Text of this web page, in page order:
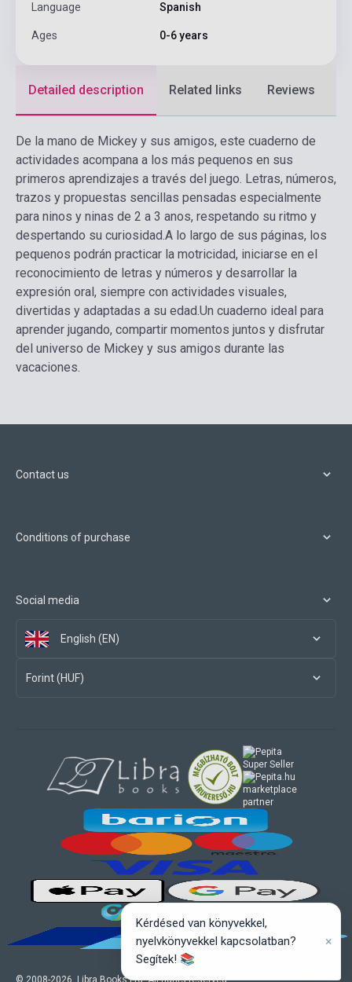
Language Spanish
Ages 0-6 years
Detailed description Related links Reviews
De la mano de Mickey y sus amigos, este cuaderno de
actividades acompana a los más pequenos en sus
primeros aprendizajes a través del juego. Letras, números,
trazos y propuestas sencillas pensadas especialmente
para ninos y ninas de 2 a 3 anos, respetando su ritmo y
despertando su curiosidad.A lo largo de sus páginas, los
pequenos podrán practicar la motricidad, iniciarse en el
reconocimiento de letras y números y desarrollar la
expresión oral, siempre con actividades visuales,
divertidas y adaptadas a su edad.Un cuaderno ideal para
aprender jugando, compartir momentos juntos y disfrutar
del universo de Mickey y sus amigos durante las
vacaciones.
Contact us
Conditions of purchase
Social media
English (EN)
Forint (HUF)
© 2008-2026 , Libra Books Ltd. All rights reserved.
marketplace
partner
Kérdésed van könyvekkel,
nyelvkönyvekkel kapcsolatban?
Segítek! 📚
×